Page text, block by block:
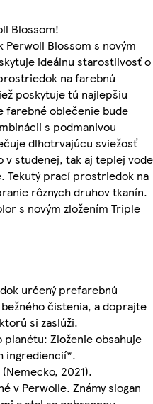
Blossom!
Blossom s novým
ideálnu starostlivosť o
na farebnú
poskytuje tú najlepšiu
farebné oblečenie bude
s podmanivou
dlhotrvajúcu sviežosť
v studenej, tak aj teplej vode
Tekutý prací prostriedok na
rôznych druhov tkanín.
s novým zložením Triple
určený prefarebnú
čistenia, a doprajte
si zaslúži.
Zloženie obsahuje
ingrediencií*.
2021).
v Perwolle. Známy slogan